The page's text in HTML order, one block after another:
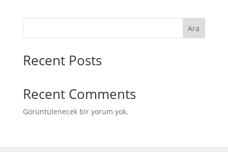
Ara
Recent Posts
Recent Comments
Görüntülenecek bir yorum yok.